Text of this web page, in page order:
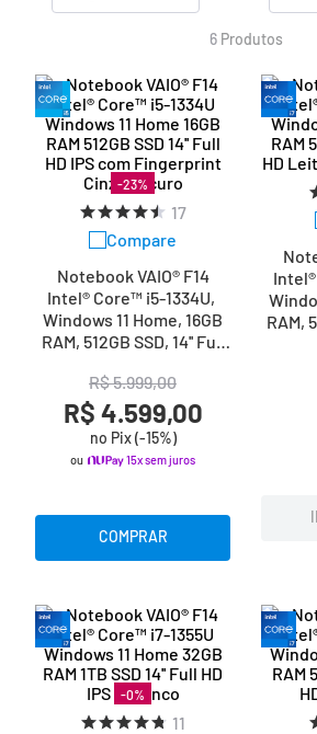
6 Produtos
-23%
17
Compare
Notebook VAIO® F14
Intel® Core™ i5-1334U,
Windows 11 Home, 16GB
RAM, 512GB SSD, 14'' Full
Cinza Escuro
R$5.999,00
R$ 4.599,00
no Pix (-15%)
ou 15x sem juros
COMPRAR
RAM, 512GB SSD, 14" Full
-0%
11